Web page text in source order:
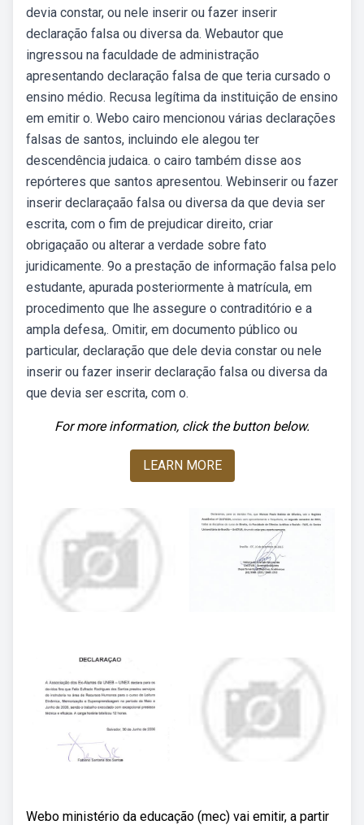
devia constar, ou nele inserir ou fazer inserir
declaração falsa ou diversa da. Webautor que
ingressou na faculdade de administração
apresentando declaração falsa de que teria cursado o
ensino médio. Recusa legítima da instituição de ensino
em emitir o. Webo cairo mencionou várias declarações
falsas de santos, incluindo ele alegou ter
descendência judaica. o cairo também disse aos
repórteres que santos apresentou. Webinserir ou fazer
inserir declaraçaão falsa ou diversa da que devia ser
escrita, com o fim de prejudicar direito, criar
obrigaçaão ou alterar a verdade sobre fato
juridicamente. 9o a prestação de informação falsa pelo
estudante, apurada posteriormente à matrícula, em
procedimento que lhe assegure o contraditório e a
ampla defesa,. Omitir, em documento público ou
particular, declaração que dele devia constar ou nele
inserir ou fazer inserir declaração falsa ou diversa da
que devia ser escrita, com o.
For more information, click the button below.
LEARN MORE
Webo ministério da educação (mec) vai emitir, a partir